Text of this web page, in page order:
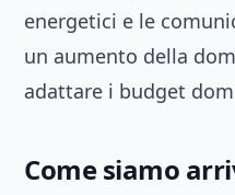
energetici e le
un aumento della
adattare i budget
Come siamo